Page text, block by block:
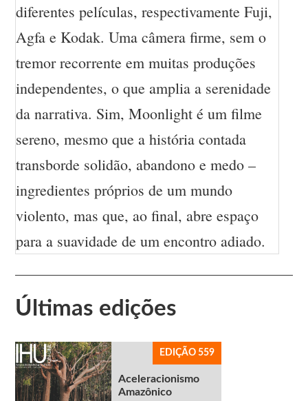
diferentes películas, respectivamente Fuji,
Agfa e Kodak. Uma câmera firme, sem o
tremor recorrente em muitas produções
independentes, o que amplia a serenidade
da narrativa. Sim, Moonlight é um filme
sereno, mesmo que a história contada
transborde solidão, abandono e medo –
ingredientes próprios de um mundo
violento, mas que, ao final, abre espaço
para a suavidade de um encontro adiado.
Últimas edições
EDIÇÃO 559
Aceleracionismo
Amazônico